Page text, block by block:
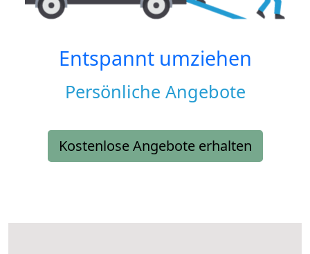
Entspannt umziehen
Persönliche Angebote
Kostenlose Angebote erhalten